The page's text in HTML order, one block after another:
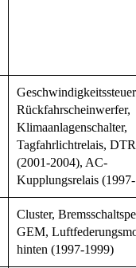
Rückfahrscheinwerfer,
Klimaanlagenschalter,
Tagfahrlichtrelais,
(2001-2004), AC-
Kupplungsrelais
Cluster,
GEM,
hinten (1997-1999)